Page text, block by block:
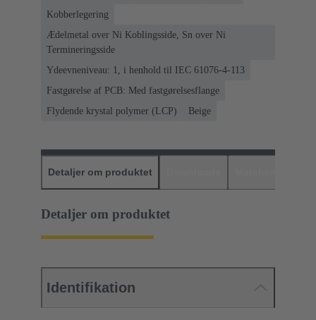
Kobberlegering
Ædelmetal over Ni Koblingsside, Sn over Ni
Termineringsside
Ydeevneniveau: 1, i henhold til IEC 61076-4-113
Fastgørelse af PCB: Med fastgørelsesflange
Flydende krystal polymer (LCP)
Beige
Detaljer om produktet
Detaljer om produktet
Identifikation